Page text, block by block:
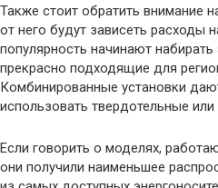
Также стоит обратить внимание
от него будут зависеть расходы
популярность начинают
прекрасно подходящие для
Комбинированные установки
использовать твердотельные
Если говорить о моделях,
они получили наименьшее